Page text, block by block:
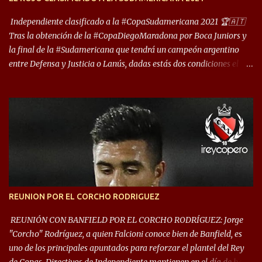
deporte”, afirmó Facundo Moyano. “Creo que Avellaneda...
Independiente clasificado a la #CopaSudamericana 2021 🏆🇦🇹
Tras la obtención de la #CopaDiegoMaradona por Boca Juniors y
la final de la #Sudamericana que tendrá un campeón argentino
entre Defensa y Justicia o Lanús, dadas estás dos condiciones el
que iniciará en fase de grupos con 6 partidos, de los cuales sólo los
primeros de cada grupo jugarán los 8vos. con los 3ros. mejores de
las fases de grupos de la #CopaLibertadores 2021. ¡Este año hay
noche de Copas Rey! ⚽🇦🇹👑🏆.
REUNION POR EL CORCHO RODRIGUEZ
REUNIÓN CON BANFIELD POR EL CORCHO RODRÍGUEZ: Jorge
"Corcho" Rodríguez, a quien Falcioni conoce bien de Banfield, es
uno de los principales apuntados para reforzar el plantel del Rey